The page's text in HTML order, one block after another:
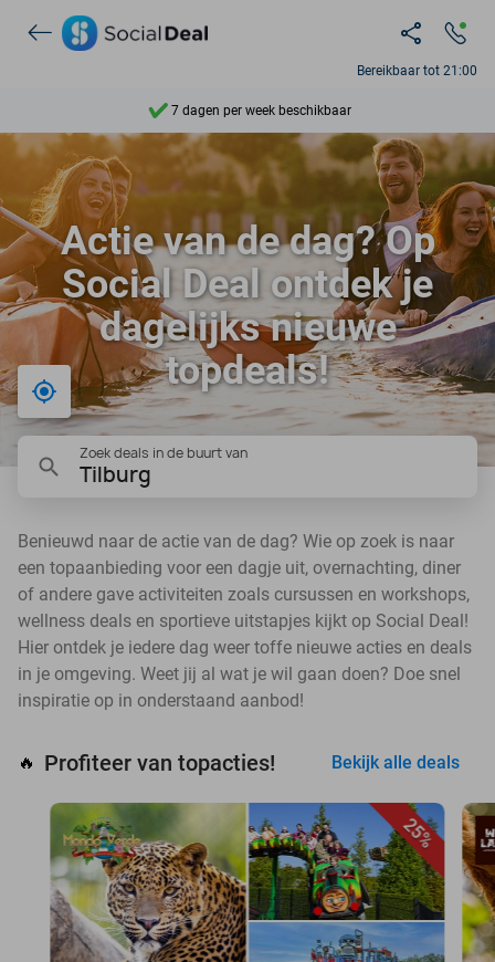
Bereikbaar tot 21:00
7 dagen per week beschikbaar
10+ miljoen leden
Ontdek 15.000+ deals
Actie van de dag? Op
Social Deal ontdek je
dagelijks nieuwe
topdeals!
Bij mij in de buurt
Zoek deals in de buurt van
Tilburg
Benieuwd naar de actie van de dag? Wie op zoek is naar
een topaanbieding voor een dagje uit, overnachting, diner
of andere gave activiteiten zoals cursussen en workshops,
wellness deals en sportieve uitstapjes kijkt op Social Deal!
Hier ontdek je iedere dag weer toffe nieuwe acties en deals
in je omgeving. Weet jij al wat je wil gaan doen? Doe snel
inspiratie op in onderstaand aanbod!
🔥 Profiteer van topacties! Bekijk alle deals
25%